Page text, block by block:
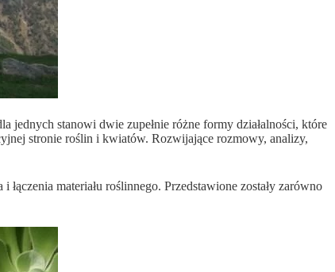
jednych stanowi dwie zupełnie różne formy działalności, które
stronie roślin i kwiatów. Rozwijające rozmowy, analizy,
materiału roślinnego. Przedstawione zostały zarówno